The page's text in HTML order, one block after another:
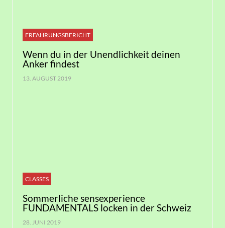
ERFAHRUNGSBERICHT
Wenn du in der Unendlichkeit deinen
Anker findest
13. AUGUST 2019
CLASSES
Sommerliche sensexperience
FUNDAMENTALS locken in der Schweiz
28. JUNI 2019